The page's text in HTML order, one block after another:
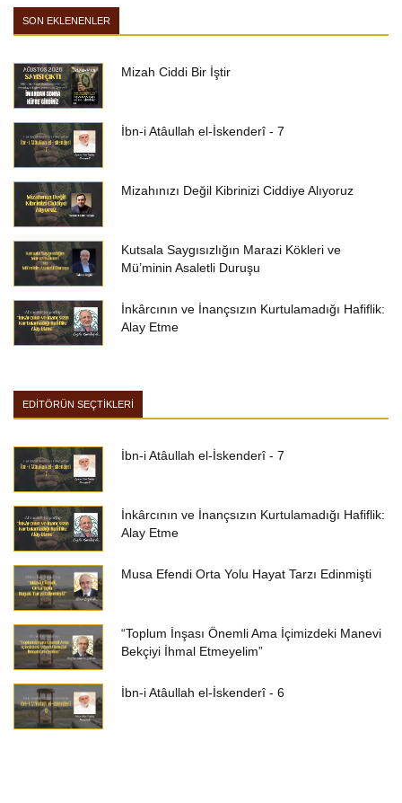
SON EKLENENLER
Mizah Ciddi Bir İştir
İbn-i Atâullah el-İskenderî - 7
Mizahınızı Değil Kibrinizi Ciddiye Alıyoruz
Kutsala Saygısızlığın Marazi Kökleri ve
Mü’minin Asaletli Duruşu
İnkârcının ve İnançsızın Kurtulamadığı Hafiflik:
Alay Etme
EDİTÖRÜN SEÇTİKLERİ
İbn-i Atâullah el-İskenderî - 7
İnkârcının ve İnançsızın Kurtulamadığı Hafiflik:
Alay Etme
Musa Efendi Orta Yolu Hayat Tarzı Edinmişti
“Toplum İnşası Önemli Ama İçimizdeki Manevi
Bekçiyi İhmal Etmeyelim”
İbn-i Atâullah el-İskenderî - 6